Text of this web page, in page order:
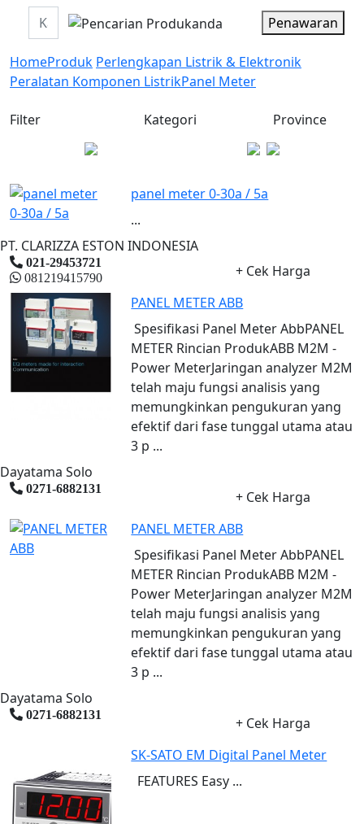
Penawaran
HomeProduk Perlengkapan Listrik & Elektronik
Peralatan Komponen ListrikPanel Meter
Filter Kategori Province
panel meter 0-30a / 5a
...
PT. CLARIZZA ESTON INDONESIA
021-29453721
081219415790
+ Cek Harga
PANEL METER ABB
Spesifikasi Panel Meter AbbPANEL
METER Rincian ProdukABB M2M -
Power MeterJaringan analyzer M2M
telah maju fungsi analisis yang
memungkinkan pengukuran yang
efektif dari fase tunggal utama atau
3 p ...
Dayatama Solo
0271-6882131
+ Cek Harga
PANEL METER ABB
Spesifikasi Panel Meter AbbPANEL
METER Rincian ProdukABB M2M -
Power MeterJaringan analyzer M2M
telah maju fungsi analisis yang
memungkinkan pengukuran yang
efektif dari fase tunggal utama atau
3 p ...
Dayatama Solo
0271-6882131
+ Cek Harga
SK-SATO EM Digital Panel Meter
FEATURES Easy ...